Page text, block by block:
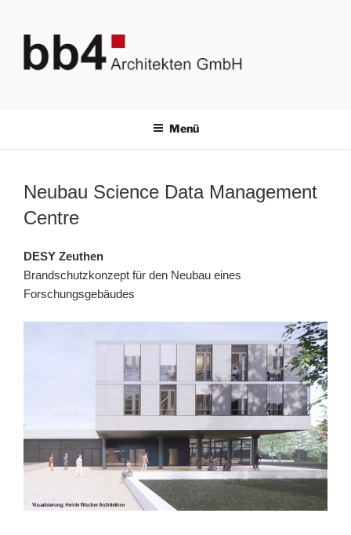
springen
Menü
Neubau Science Data Management
Centre
DESY Zeuthen
Brandschutzkonzept für den Neubau eines
Forschungsgebäudes